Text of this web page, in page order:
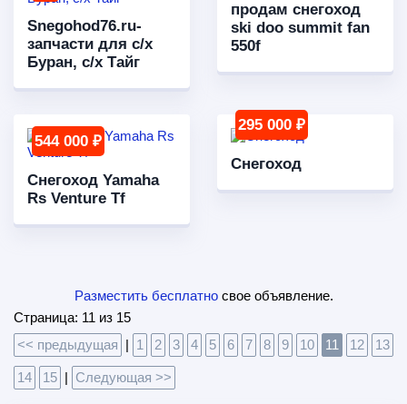
Snegohod76.ru-
запчасти для с/х
Буран, с/х Тайг
продам снегоход
ski doo summit fan
550f
544 000 ₽
Снегоход Yamaha
Rs Venture Tf
295 000 ₽
Снегоход
Разместить бесплатносвое объявление.
Страница: 11 из 15
<< предыдущая | 1 2 3 4 5 6 7 8 9 10 11 12 13
14 15 | Следующая >>